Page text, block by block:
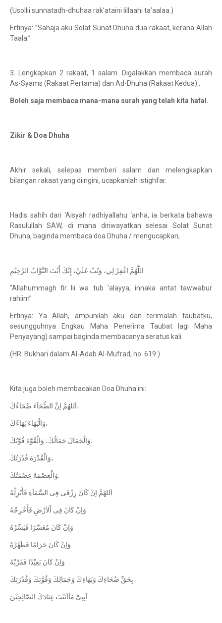
(Usollii sunnatadh-dhuhaa rak’ataini lillaahi ta’aalaa.)
Ertinya: ”Sahaja aku Solat Sunat Dhuha dua rakaat, kerana Allah
Taala.”
3. Lengkapkan 2 rakaat, 1 salam. Digalakkan membaca surah
As-Syams (Rakaat Pertama) dan Ad-Dhuha (Rakaat Kedua) .
Boleh saja membaca mana-mana surah yang telah kita hafal.
Zikir & Doa Dhuha
Akhir sekali, selepas memberi salam dan melengkapkan
bilangan rakaat yang diingini, ucapkanlah istighfar.
Hadis sahih dari ‘Aisyah radhiyallahu ‘anha, ia berkata bahawa
Rasulullah SAW, di mana diriwayatkan selesai Solat Sunat
Dhuha, baginda membaca doa Dhuha / mengucapkan,
اللَّهُمَّ اغْفِرْ لِي، وَتُبْ عَلَيَّ، إِنَّكَ أَنْتَ التَّوَّابُ الرَّحِيْمِ
“Allahummagh fir lii wa tub ‘alayya, innaka antat tawwabur
rahiim”
Ertinya: Ya Allah, ampunilah aku dan terimalah taubatku,
sesungguhnya Engkau Maha Penerima Taubat lagi Maha
Penyayang) sampai baginda membacanya seratus kali.
(HR. Bukhari dalam Al-Adab Al-Mufrad, no. 619.)
Kita juga boleh membacakan Doa Dhuha ini:
اَللهُمَّ اِنَّ الضُّحَآءَ ضُحَاءُكَ،
وَالْبَهَاءَ بَهَاءُكَ،
وَالْجَمَالَ جَمَالُكَ، وَالْقُوَّةَ قُوَّتُكَ،
وَالْقُدْرَةَ قُدْرَتُكَ،
اَللهُمَّ اِنْ كَانَ رِزْقَى فِى السَّمَآءِ فَأَنْزِلْهُ
وَاِنْ كَانَ فِى اْلاَرْضِ فَأَخْرِجْهُ
وَاِنْ كَانَ مُعَسَّرًا فَيَسِّرْهُ
وَاِنْ كَانَ حَرَامًا فَطَهِّرْهُ
وَاِنْ كَانَ بَعِيْدًا فَقَرِّبْهُ
بِحَقِّ ضُحَاءِكَ وَبَهَاءِكَ وَجَمَالِكَ وَقُوَّتِكَ وَقُدْرَتِكَ
آتِنِىْ مَآاَتَيْتَ عِبَادَكَ الصَّالِحِيْنَ